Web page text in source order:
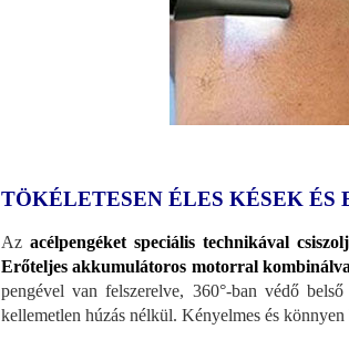
TÖKÉLETESEN ÉLES KÉSEK ÉS
Azacélpengéket speciális technikával
Erőteljes akkumulátoros motorral
pengével van felszerelve, 360°-ban védő
kellemetlen húzás nélkül. Kényelmes és könnyen